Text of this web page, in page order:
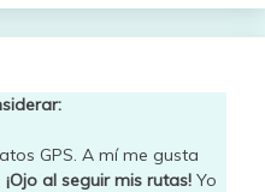
GPS. A mí me gusta
¡Ojo al seguir mis rutas! Yo